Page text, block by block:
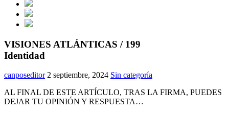
VISIONES ATLÁNTICAS / 199
Identidad
canposeditor 2 septiembre, 2024 Sin categoría
AL FINAL DE ESTE ARTÍCULO, TRAS LA FIRMA, PUEDES
DEJAR TU OPINIÓN Y RESPUESTA…